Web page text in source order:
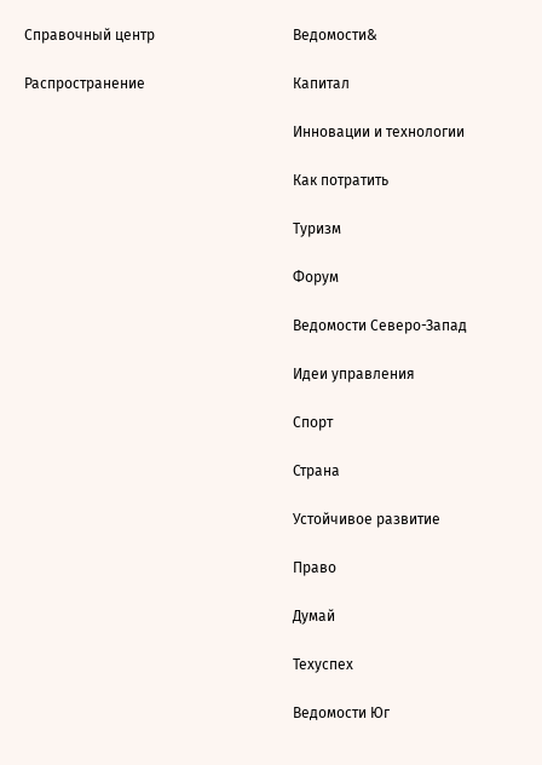
Справочный центр
Распространение
Ведомости&
Капитал
Инновации и технологии
Как потратить
Туризм
Форум
Ведомости Северо-Запад
Идеи управления
Спорт
Страна
Устойчивое развитие
Право
Думай
Техуспех
Ведомости Юг